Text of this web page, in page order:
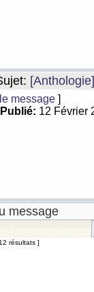
message ]
Publié: 12 Février
résultats ]